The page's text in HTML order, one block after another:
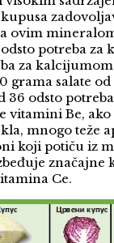
ovim
potreba
za
grama salate
36 odsto
vitamini Be,
mnogo teže
koji potiču iz
značajne
Ce.